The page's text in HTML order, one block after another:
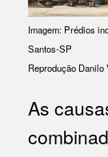
Imagem: Prédios
Santos-SP
Reprodução Danilo
As